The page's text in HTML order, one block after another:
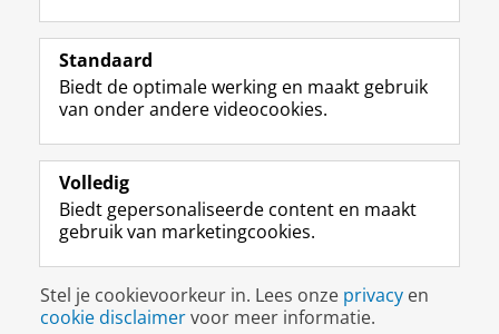
Volg de RUG
F
a
e
b
o
p
a
i
n
a
L
i
k
e
I
-
p
g
i
n
R
S
-
f
e
R
k
s
u
I
n
t
r
m
c
c
o
Y
o
T
e
k
a
a
Studiekiezers
Alumni
Over ons
Disclaimer & Copyright
Inloggen
Standaard
Biedt de optimale werking en maakt gebruik
van onder andere videocookies.
Volledig
Biedt gepersonaliseerde content en maakt
gebruik van marketingcookies.
Stel je cookievoorkeur in. Lees onze privacy en
cookie disclaimervoor meer informatie.